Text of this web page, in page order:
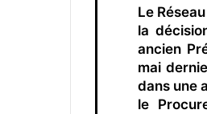
Le
la
ancien
mai
dans une
le